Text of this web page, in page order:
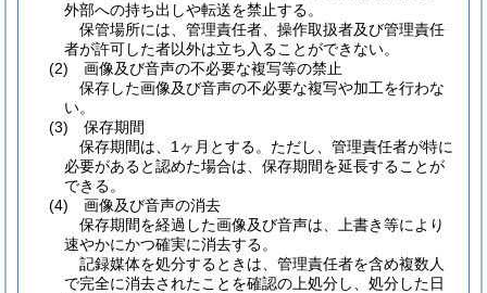
外部への持ち出しや転送を禁止する。
保管場所には、管理責任者、操作取扱者及び管理責任
者が許可した者以外は立ち入ることができない。
(2) 画像及び音声の不必要な複写等の禁止
保存した画像及び音声の不必要な複写や加工を行わな
い。
(3) 保存期間
保存期間は、1ヶ月とする。ただし、管理責任者が特に
必要があると認めた場合は、保存期間を延長することが
できる。
(4) 画像及び音声の消去
保存期間を経過した画像及び音声は、上書き等により
速やかにかつ確実に消去する。
記録媒体を処分するときは、管理責任者を含め複数人
で完全に消去されたことを確認の上処分し、処分した日